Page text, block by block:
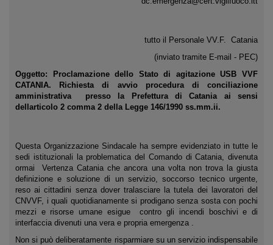
tutto il Personale VV.F. Catania
(inviato tramite E-mail - PEC)
Oggetto: Proclamazione dello Stato di agitazione USB VVF
CATANIA. Richiesta di avvio procedura di conciliazione
amministrativa presso la Prefettura di Catania ai sensi
dellarticolo 2 comma 2 della Legge 146/1990 ss.mm.ii.
Questa Organizzazione Sindacale ha sempre evidenziato in tutte le
sedi istituzionali la problematica del Comando di Catania, divenuta
ormai Vertenza Catania che ancora una volta non trova la giusta
definizione e soluzione di un servizio, soccorso tecnico urgente,
reso ai cittadini senza dover tralasciare la tutela dei lavoratori del
CNVVF, i quali quotidianamente si prodigano senza sosta con pochi
mezzi e risorse umane esigue contro gli incendi boschivi e di
interfaccia divenuti una vera e propria emergenza .
Non si può deliberatamente risparmiare su un servizio indispensabile